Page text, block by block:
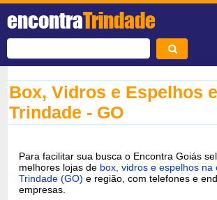
encontraTrindade
Box, Vidros e Espelhos
Trindade - GO
Para facilitar sua busca o Encontra Goiás
melhores lojas de box, vidros e espelhos na
Trindade (GO) e região, com telefones e
empresas.